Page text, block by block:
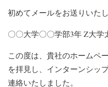
初めてメールをお送りいたし
〇〇大学〇〇学部3年 Z大学
この度は、貴社のホームペ
を拝見し、インターンシッ
連絡いたしました。